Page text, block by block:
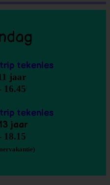
tekenles
jaar
16.45
tekenles
jaar
18.15